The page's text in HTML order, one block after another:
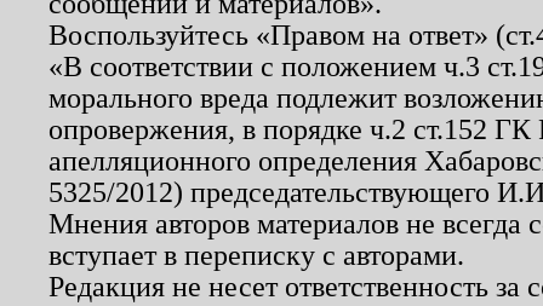
Воспользуйтесь «Правом на ответ»
«В соответствии с положением ч.3
морального вреда подлежит
опровержения, в порядке ч.2 ст.152
апелляционного определения
5325/2012) председательствующего
Мнения авторов материалов не
вступает в переписку с авторами.
Редакция не несет ответственность